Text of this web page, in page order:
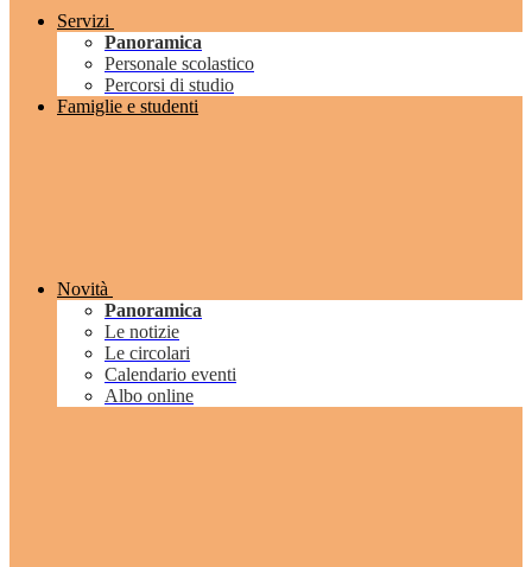
Servizi
Panoramica
Personale scolastico
Percorsi di studio
Famiglie e studenti
Novità
Panoramica
Le notizie
Le circolari
Calendario eventi
Albo online